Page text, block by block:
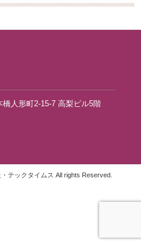
人形町2-15-7 高梨ビル5階
テックタイムス All rights Reserved.